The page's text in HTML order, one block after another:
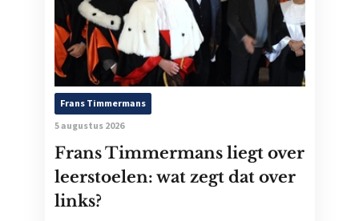
Frans Timmermans
5 augustus 2026
Frans Timmermans liegt over
leerstoelen: wat zegt dat over
links?